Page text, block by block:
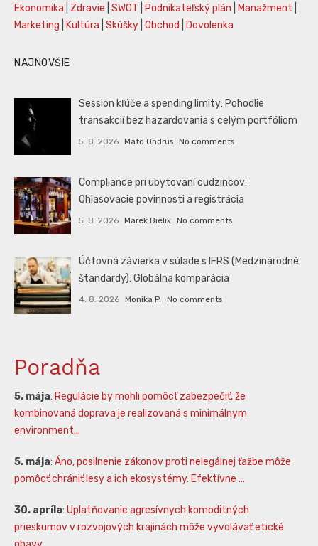
Ekonomika
Zdravie SWOT Podnikateľský plán Manažment
Marketing
Kultúra Skúšky Obchod Dovolenka
NAJNOVŠIE
Session kľúče a spending limity: Pohodlie
transakcií bez hazardovania s celým portfóliom
5. 8. 2026 Mato Ondrus No comments
Compliance pri ubytovaní cudzincov:
Ohlasovacie povinnosti a registrácia
5. 8. 2026 Marek Bielik No comments
Účtovná závierka v súlade s IFRS (Medzinárodné
štandardy): Globálna komparácia
4. 8. 2026 Monika P. No comments
Poradňa
5. mája: Regulácie by mohli pomôcť zabezpečiť, že
kombinovaná doprava je realizovaná s minimálnym
environment...
5. mája: Áno, posilnenie zákonov proti nelegálnej ťažbe môže
pomôcť chrániť lesy a ich ekosystémy. Efektívne ...
30. apríla: Uplatňovanie agresívnych komoditných
prieskumov v rozvojových krajinách môže vyvolávať etické